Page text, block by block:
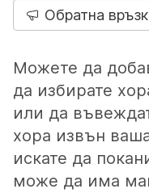
Обратна
Можете да
да избирате
или да
хора извън
искате да
може да има